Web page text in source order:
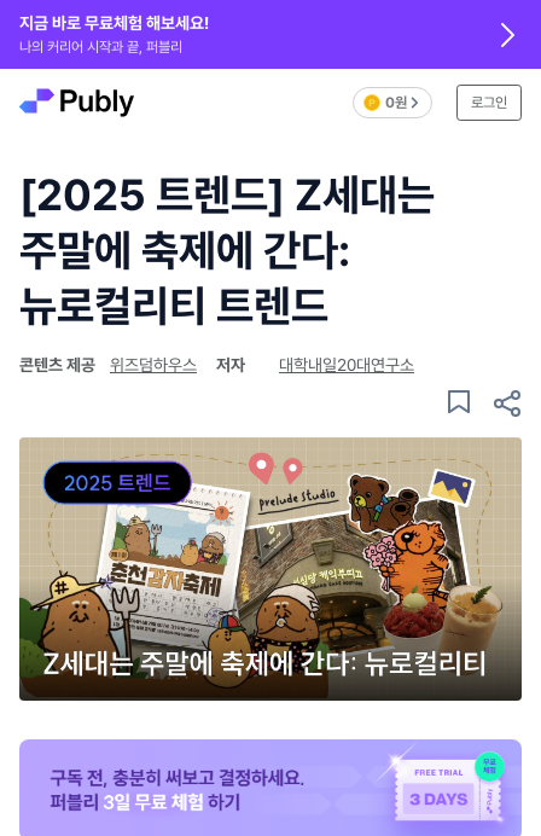
지금 바로 무료체험 해보세요!
나의 커리어 시작과 끝, 퍼블리
0원 로그인
[2025 트렌드] Z세대는
주말에 축제에 간다:
뉴로컬리티 트렌드
콘텐츠 제공 위즈덤하우스 저자 대학내일20대연구소